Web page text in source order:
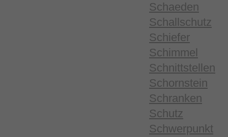
Schaeden
Schallschutz
Schiefer
Schimmel
Schnittstellen
Schornstein
Schranken
Schutz
Schwerpunkt